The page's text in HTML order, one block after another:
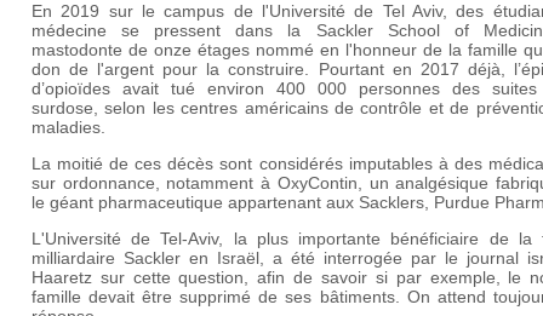
En 2019 sur le campus de l'Université de Tel Aviv, des
médecine se pressent dans la Sackler School of
mastodonte de onze étages nommé en l'honneur de la famille
don de l'argent pour la construire. Pourtant en 2017 déjà,
d’opioïdes avait tué environ 400 000 personnes des suites
surdose, selon les centres américains de contrôle et de
maladies.
La moitié de ces décès sont considérés imputables à des
sur ordonnance, notamment à OxyContin, un analgésique
le géant pharmaceutique appartenant aux Sacklers, Purdue
L'Université de Tel-Aviv, la plus importante bénéficiaire de la
milliardaire Sackler en Israël, a été interrogée par le journal
Haaretz sur cette question, afin de savoir si par exemple, le
famille devait être supprimé de ses bâtiments. On attend